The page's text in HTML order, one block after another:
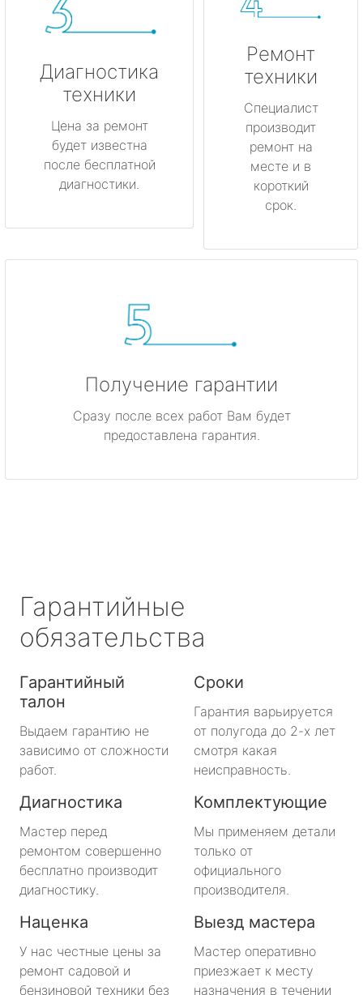
Диагностика
техники
Цена за ремонт
будет известна
после бесплатной
диагностики.
Ремонт
техники
Специалист
производит
ремонт на
месте и в
короткий
срок.
Получение гарантии
Сразу после всех работ Вам будет
предоставлена гарантия.
Гарантийные
обязательства
Гарантийный
талон
Выдаем гарантию не
зависимо от сложности
работ.
Сроки
Гарантия варьируется
от полугода до 2-х лет
смотря какая
неисправность.
Диагностика
Мастер перед
ремонтом совершенно
бесплатно производит
диагностику.
Комплектующие
Мы применяем детали
только от
официального
производителя.
Наценка
У нас честные цены за
ремонт садовой и
бензиновой техники без
Выезд мастера
Мастер оперативно
приезжает к месту
назначения в течении